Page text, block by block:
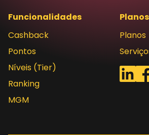
Funcionalidades
Cashback
Pontos
Níveis (Tier)
Ranking
MGM
Planos
Redes
LinkedIn